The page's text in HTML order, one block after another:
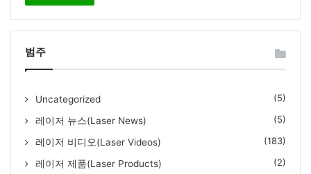
범주
Uncategorized (5)
레이저 뉴스(Laser News) (5)
레이저 비디오(Laser Videos) (183)
레이저 제품(Laser Products) (2)